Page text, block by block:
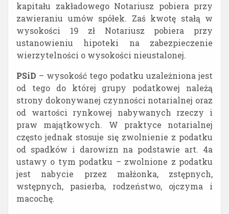
kapitału zakładowego Notariusz pobiera przy
zawieraniu umów spółek. Zaś kwotę stałą w
wysokości 19 zł Notariusz pobiera przy
ustanowieniu hipoteki na zabezpieczenie
wierzytelności o wysokości nieustalonej.
PSiD – wysokość tego podatku uzależniona jest
od tego do której grupy podatkowej należą
strony dokonywanej czynności notarialnej oraz
od wartości rynkowej nabywanych rzeczy i
praw majątkowych. W praktyce notarialnej
często jednak stosuje się zwolnienie z podatku
od spadków i darowizn na podstawie art. 4a
ustawy o tym podatku – zwolnione z podatku
jest nabycie przez małżonka, zstępnych,
wstępnych, pasierba, rodzeństwo, ojczyma i
macochę.